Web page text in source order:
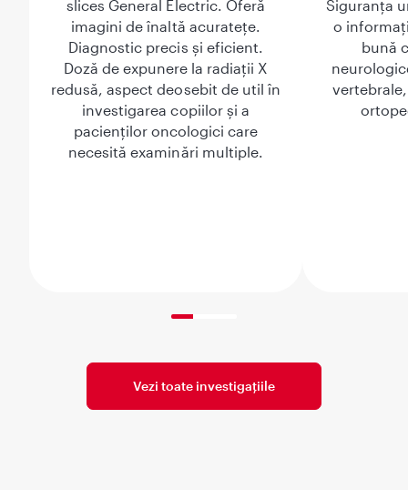
slices General Electric. Oferă
imagini de înaltă acuratețe.
Diagnostic precis și eficient.
Doză de expunere la radiații X
redusă, aspect deosebit de util în
investigarea copiilor și a
pacienților oncologici care
necesită examinări multiple.
Siguranța
o
bună
Vezi toate investigațiile